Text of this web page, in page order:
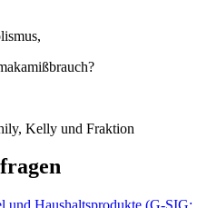
Kelly und Fraktion